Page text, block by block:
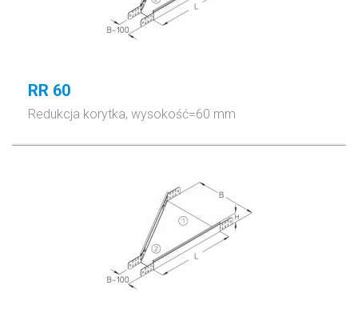
RR 60
Redukcja korytka, wysokość=60 mm